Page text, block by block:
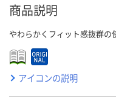
商品説明
やわらかくフィット感抜群の
アイコンの説明